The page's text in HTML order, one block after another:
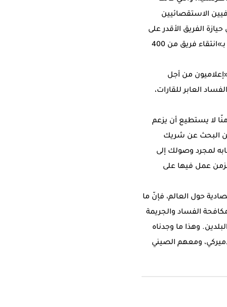
الاستقصائيين
الفريق الأقدر على
إدارة الجانب التقني «بتطوير منصات إلكترونية للبحث في هذه الوثائق وإدارتها»، والجانب العملي بـ»انتقاء فريق من 400
من أجل
العابر للقارات،
لا يستطيع أن يزعم
عن البحث عن شريك
لمجرد وصولك إلى
عمل فيها على
حول العالم، فإنّ ما
الفساد والجريمة
وهذا ما وجدناه
ومعهم الصيني